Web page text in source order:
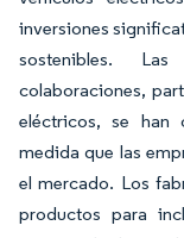
inversiones
sostenibles.
colaboraciones,
eléctricos, se han
medida que las
el mercado. Los
productos para